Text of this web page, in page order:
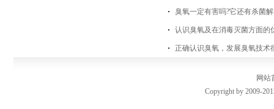
臭氧一定有害吗?它还有杀菌
认识臭氧及在消毒灭菌方面的
正确认识臭氧，发展臭氧技术
网站
Copyright by 2009-